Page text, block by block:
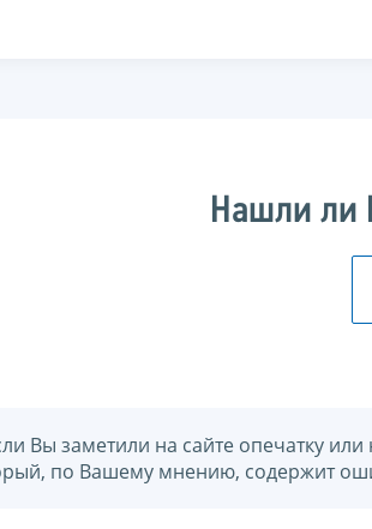
Нашли ли
Вы заметили на сайте опечатку
по Вашему мнению, содержит